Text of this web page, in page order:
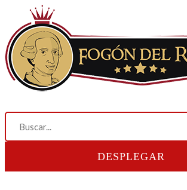
DESPLEGAR